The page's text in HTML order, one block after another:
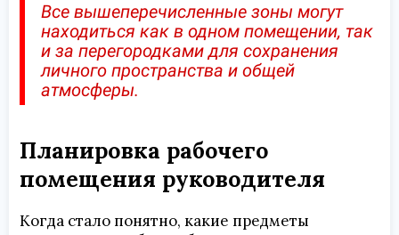
Все вышеперечисленные зоны могут
находиться как в одном помещении, так
и за перегородками для сохранения
личного пространства и общей
атмосферы.
Планировка рабочего
помещения руководителя
Когда стало понятно, какие предметы